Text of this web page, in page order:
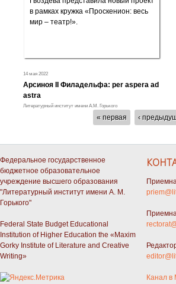
14 мая 2022
Арсиноя II Филадельфа: per aspera ad
astra
Литературный институт имени А.М. Горького
СТРАНИЦЫ « первая ‹
Федеральное государственное
бюджетное образовательное
учреждение высшего образования
"Литературный институт имени А. М.
Горького"
Federal State Budget Educational
Institution of Higher Education the «Maxim
Gorky Institute of Literature and Creative
Writing»
Канал в